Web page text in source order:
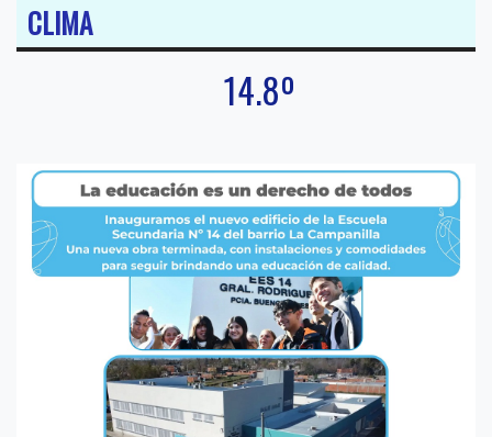
CLIMA
14.8º